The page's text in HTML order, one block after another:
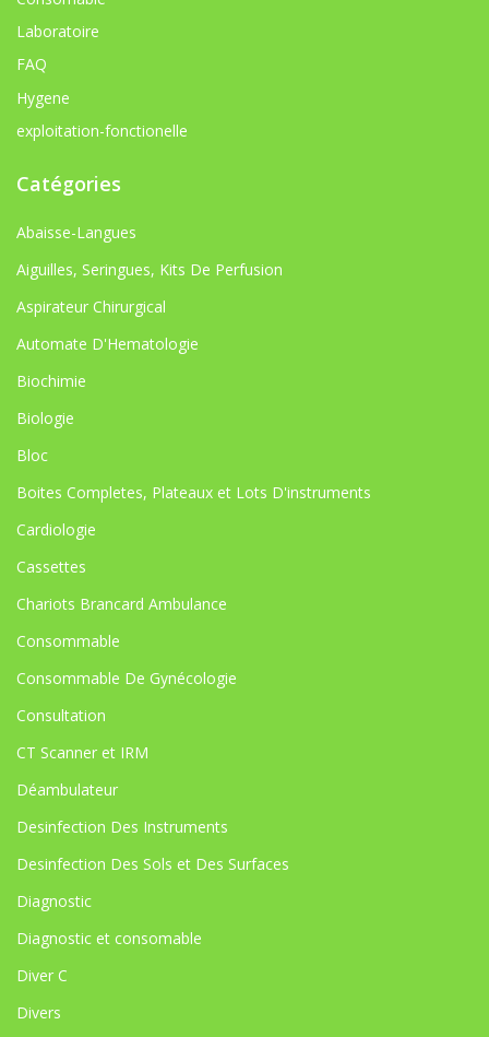
Laboratoire
FAQ
Hygene
exploitation-fonctionelle
Catégories
Abaisse-Langues
Aiguilles, Seringues, Kits De Perfusion
Aspirateur Chirurgical
Automate D'Hematologie
Biochimie
Biologie
Bloc
Boites Completes, Plateaux et Lots D'instruments
Cardiologie
Cassettes
Chariots Brancard Ambulance
Consommable
Consommable De Gynécologie
Consultation
CT Scanner et IRM
Déambulateur
Desinfection Des Instruments
Desinfection Des Sols et Des Surfaces
Diagnostic
Diagnostic et consomable
Diver C
Divers